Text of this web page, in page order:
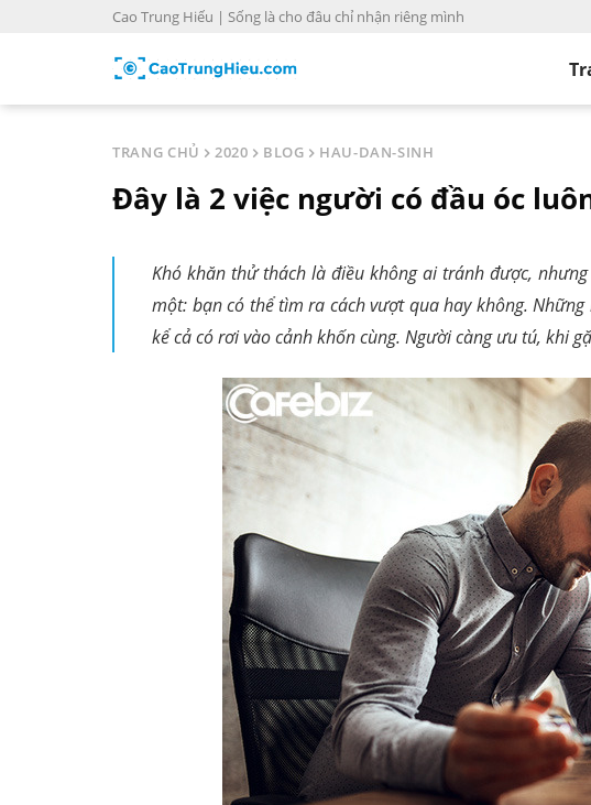
Cao Trung Hiếu | Sống là cho đâu chỉ nhận riêng mình
TRANG CHỦ 2020 BLOG HAU-DAN-SINH
Đây là 2 việc người có đầu óc
Khó khăn thử thách là điều không ai tránh được,
một: bạn có thể tìm ra cách vượt qua hay không.
kể cả có rơi vào cảnh khốn cùng. Người càng ưu tú, khi